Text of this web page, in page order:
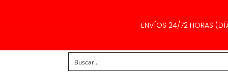
ENVÍOS 24/72 HORAS